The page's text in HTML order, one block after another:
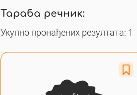
Тараба речник:
Укупно пронађених резултата: 1